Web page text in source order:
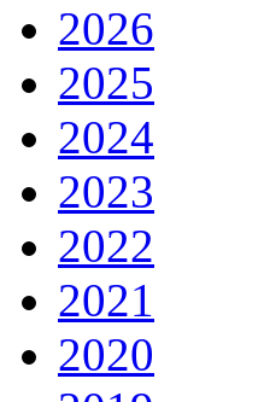
2026
2025
2024
2023
2022
2021
2020